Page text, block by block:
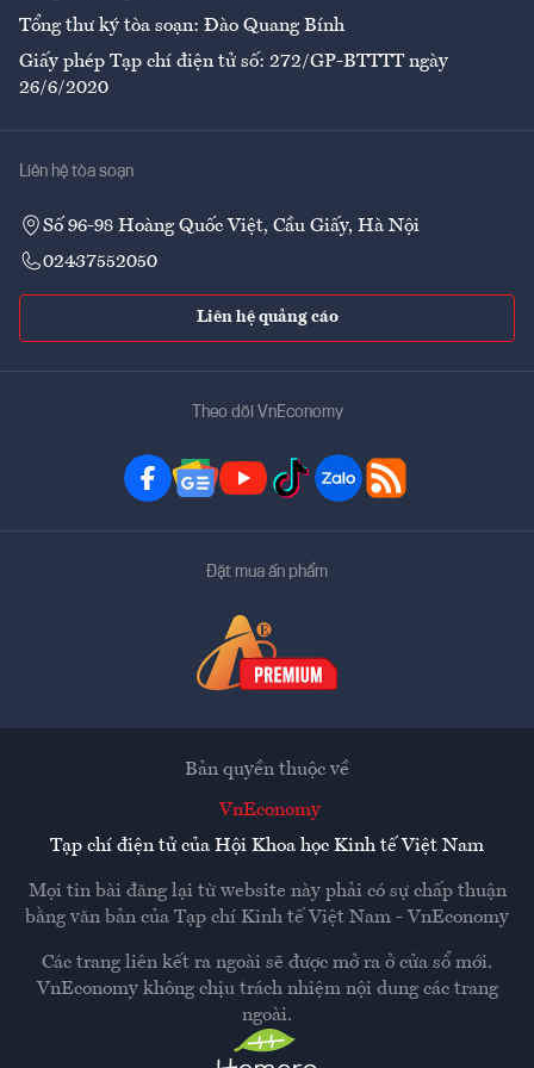
Tổng thư ký tòa soạn: Đào Quang Bính
Giấy phép Tạp chí điện tử số: 272/GP-BTTTT ngày
26/6/2020
Liên hệ tòa soạn
Số 96-98 Hoàng Quốc Việt, Cầu Giấy, Hà Nội
02437552050
Liên hệ quảng cáo
Theo dõi VnEconomy
Đặt mua ấn phẩm
Bản quyền thuộc về
VnEconomy
Tạp chí điện tử của Hội Khoa học Kinh tế Việt Nam
Mọi tin bài đăng lại từ website này phải có sự chấp thuận
bằng văn bản của Tạp chí Kinh tế Việt Nam - VnEconomy
Các trang liên kết ra ngoài sẽ được mở ra ở cửa sổ mới.
VnEconomy không chịu trách nhiệm nội dung các trang
ngoài.